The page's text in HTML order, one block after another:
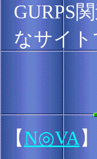
GURPS
なサイ
【N◎VA